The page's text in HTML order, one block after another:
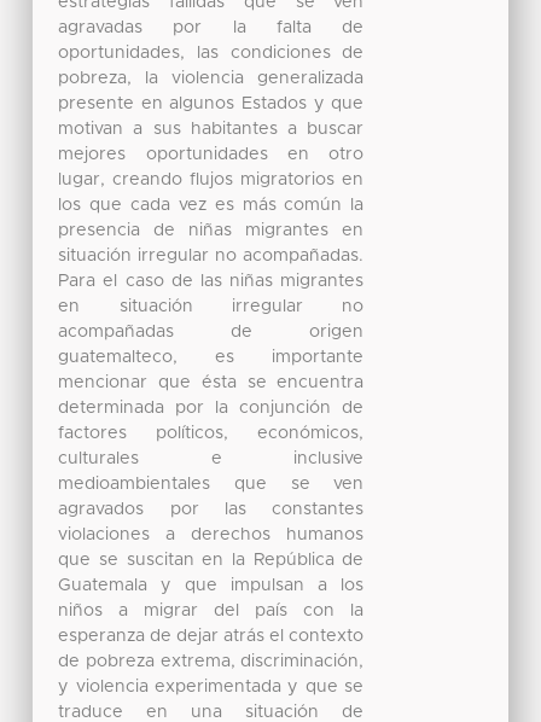
agravadas por la falta de
oportunidades, las condiciones de
pobreza, la violencia generalizada
presente en algunos Estados y que
motivan a sus habitantes a buscar
mejores oportunidades en otro
lugar, creando flujos migratorios en
los que cada vez es más común la
presencia de niñas migrantes en
situación irregular no acompañadas.
Para el caso de las niñas migrantes
en situación irregular no
acompañadas de origen
guatemalteco, es importante
mencionar que ésta se encuentra
determinada por la conjunción de
factores políticos, económicos,
culturales e inclusive
medioambientales que se ven
agravados por las constantes
violaciones a derechos humanos
que se suscitan en la República de
Guatemala y que impulsan a los
niños a migrar del país con la
esperanza de dejar atrás el contexto
de pobreza extrema, discriminación,
y violencia experimentada y que se
traduce en una situación de